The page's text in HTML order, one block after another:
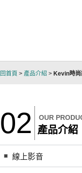
回首頁 > 產品介紹 > Kevin時
02 OUR
產品介紹
線上影音